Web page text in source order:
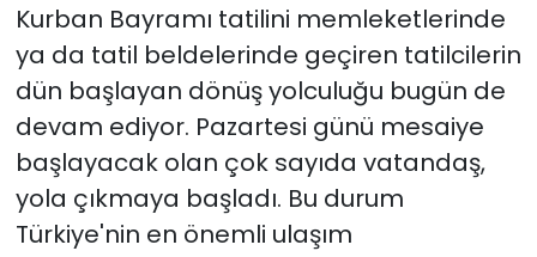
Kurban Bayramı tatilini memleketlerinde
ya da tatil beldelerinde geçiren tatilcilerin
dün başlayan dönüş yolculuğu bugün de
devam ediyor. Pazartesi günü mesaiye
başlayacak olan çok sayıda vatandaş,
yola çıkmaya başladı. Bu durum
Türkiye'nin en önemli ulaşım